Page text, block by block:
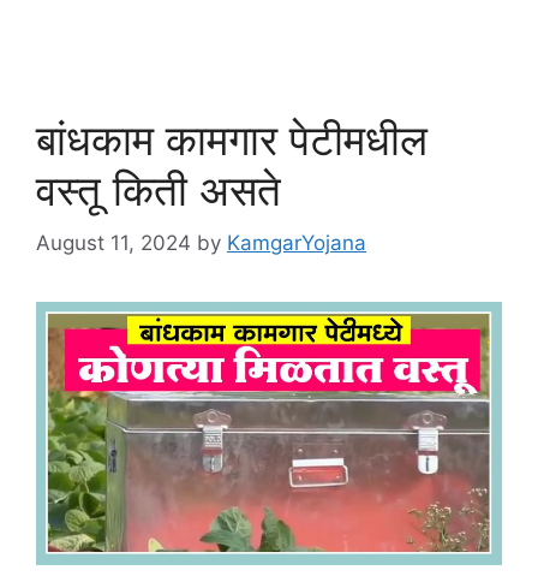
बांधकाम कामगार पेटीमधील
वस्तू किती असते
August 11, 2024 by KamgarYojana